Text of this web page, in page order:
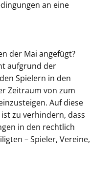
an eine
der Mai angefügt?
aufgrund der
Spielern in den
Zeitraum von zum
Auf diese
zu verhindern, dass
in den rechtlich
– Spieler, Vereine,